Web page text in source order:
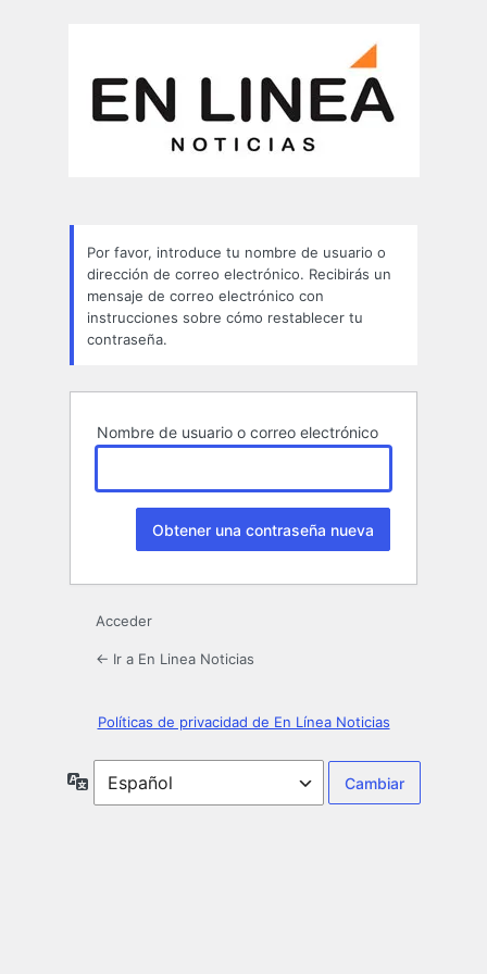
Por favor, introduce tu nombre de usuario o
dirección de correo electrónico. Recibirás un
mensaje de correo electrónico con
instrucciones sobre cómo restablecer tu
contraseña.
Nombre de usuario o correo electrónico
Acceder
← Ir a En Linea Noticias
Políticas de privacidad de En Línea Noticias
Idioma